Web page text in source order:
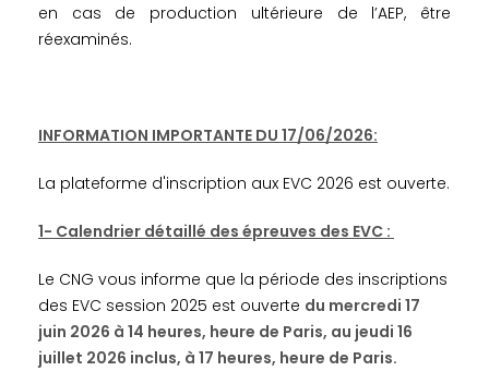
en cas de production ultérieure de l’AEP, être
réexaminés.
INFORMATION IMPORTANTE DU 17/06/2026:
La plateforme d'inscription aux EVC 2026 est ouverte.
1- Calendrier détaillé des épreuves des EVC :
Le CNG vous informe que la période des inscriptions
des EVC session 2025 est ouverte du mercredi 17
juin 2026 à 14 heures, heure de Paris, au jeudi 16
juillet 2026 inclus, à 17 heures, heure de Paris.